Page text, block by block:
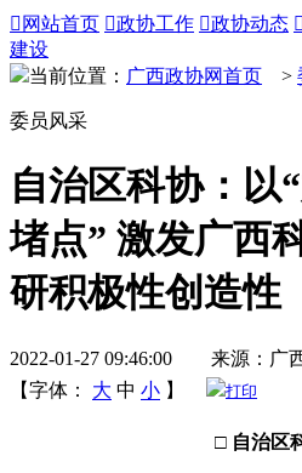
 网站首页 政协工作 政协动态 
建设
当前位置： 广西政协网首页 >
委员风采
自治区科协：以
堵点” 激发广西
研积极性创造性
2022-01-27 09:46:00 来源：广
【字体：
大 中 小 】 打印
□ 自治区